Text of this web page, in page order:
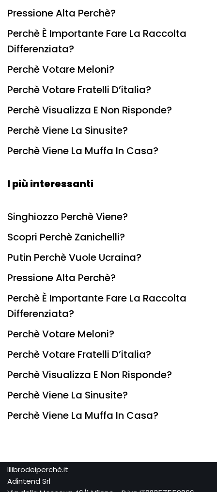
Pressione Alta Perchè?
Perchè È Importante Fare La Raccolta
Differenziata?
Perchè Votare Meloni?
Perchè Votare Fratelli D’italia?
Perchè Visualizza E Non Risponde?
Perchè Viene La Sinusite?
Perchè Viene La Muffa In Casa?
I più interessanti
Singhiozzo Perchè Viene?
Scopri Perchè Zanichelli?
Putin Perchè Vuole Ucraina?
Pressione Alta Perchè?
Perchè È Importante Fare La Raccolta
Differenziata?
Perchè Votare Meloni?
Perchè Votare Fratelli D’italia?
Perchè Visualizza E Non Risponde?
Perchè Viene La Sinusite?
Perchè Viene La Muffa In Casa?
Illibrodeiperchè.it
Adintend Srl